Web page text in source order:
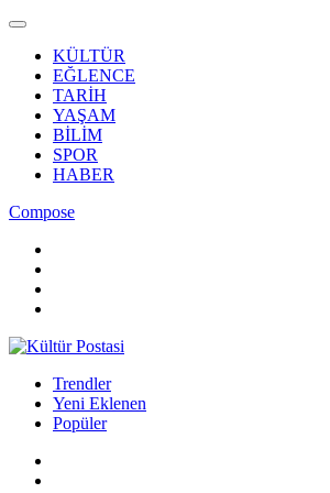
KÜLTÜR
EĞLENCE
TARİH
YAŞAM
BİLİM
SPOR
HABER
Compose
Trendler
Yeni Eklenen
Popüler